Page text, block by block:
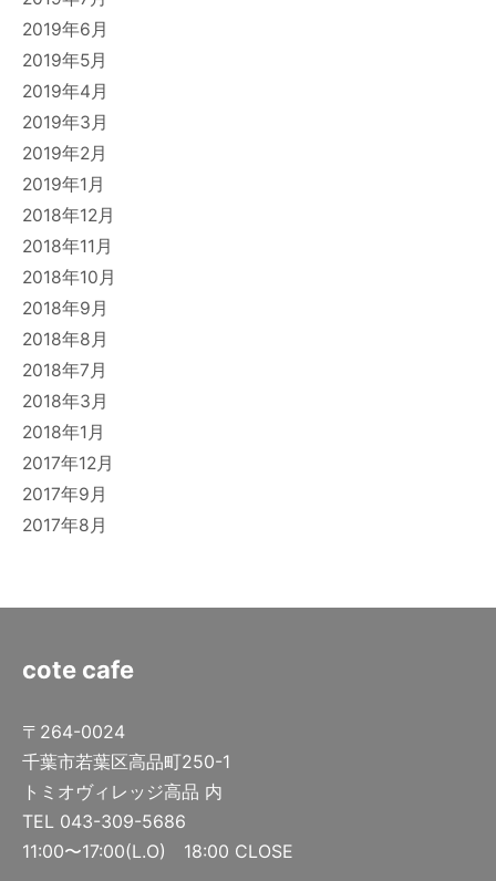
2019年6月
2019年5月
2019年4月
2019年3月
2019年2月
2019年1月
2018年12月
2018年11月
2018年10月
2018年9月
2018年8月
2018年7月
2018年3月
2018年1月
2017年12月
2017年9月
2017年8月
cote cafe
〒264-0024
千葉市若葉区高品町250-1
トミオヴィレッジ高品 内
TEL 043-309-5686
11:00〜17:00(L.O) 18:00 CLOSE